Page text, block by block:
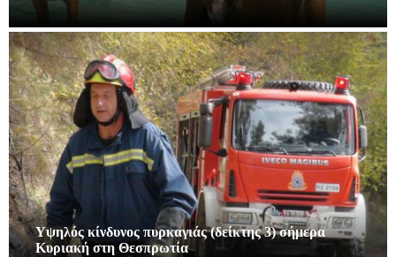
Υψηλός κίνδυνος πυρκαγιάς (δείκτης 3) σήμερα
Κυριακή στη Θεσπρωτία